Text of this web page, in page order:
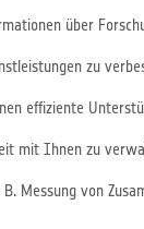
über
zu
effiziente
mit Ihnen zu
Messung von